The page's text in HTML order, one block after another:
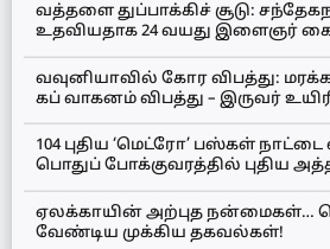
வத்தளை துப்பாக்கிச் சூடு:
உதவியதாக 24 வயது இளைஞர்
வவுனியாவில் கோர விபத்து:
கப் வாகனம் விபத்து – இருவர்
104 புதிய ‘மெட்ரோ’ பஸ்கள்
பொதுப் போக்குவரத்தில் புதிய
ஏலக்காயின் அற்புத நன்மைகள்…
வேண்டிய முக்கிய தகவல்கள்!